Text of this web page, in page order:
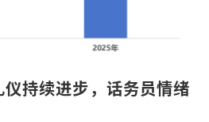
仪持续进步，话务员情绪